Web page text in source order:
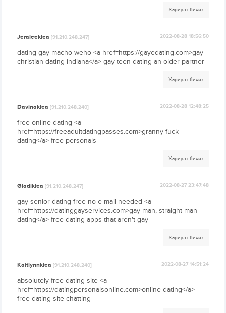
Хариулт бичих
Jeraleeklea[91.210.248.247] 2022-08-28 18:56:50
dating gay macho weho <a href=https://gayedating.com>gay
christian dating indiana</a> gay teen dating an older partner
Хариулт бичих
Davinaklea[91.210.248.240] 2022-08-28 12:48:25
free onilne dating <a
href=https://freeadultdatingpasses.com>granny fuck
dating</a> free personals
Хариулт бичих
Gladiklea[91.210.248.247] 2022-08-27 23:47:48
gay senior dating free no e mail needed <a
href=https://datinggayservices.com>gay man, straight man
dating</a> free dating apps that aren't gay
Хариулт бичих
Kaitlynnklea[91.210.248.240] 2022-08-27 14:51:24
absolutely free dating site <a
href=https://datingpersonalsonline.com>online dating</a>
free dating site chatting